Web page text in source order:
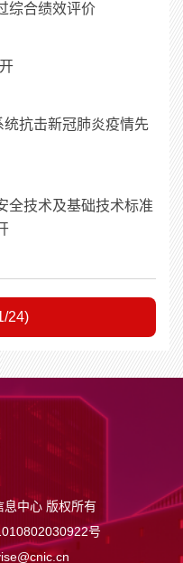
综合绩效评价
抗击新冠肺炎疫情先
全技术及基础技术标准
24)
中心 版权所有
号